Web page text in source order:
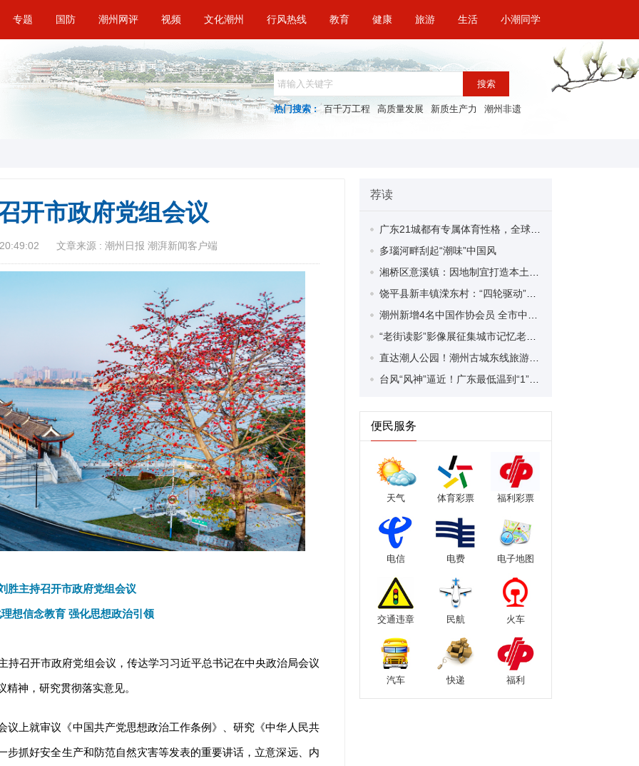
专题 国防 潮州网评 视频 文化潮州 行风热线 教育 健康 旅游 生活 小潮同学
搜索
热门搜索 : 百千万工程 高质量发展 新质生产力 潮州非遗
开市政府党组会议
文章来源 : 潮州日报 潮湃新闻客户端
胜主持召开市政府党组会议
想信念教育 强化思想政治引领
持召开市政府党组会议，传达学习习近平总书记在中央政治局会议
神，研究贯彻落实意见。
议上就审议《中国共产党思想政治工作条例》、研究《中华人民共
步抓好安全生产和防范自然灾害等发表的重要讲话，立意深远、内
荐读
多瑙河畔刮起“潮味”中国风
便民服务
天气 体育彩票 福利彩票
电信 电费 电子地图
交通违章 民航 火车
汽车 快递 福利